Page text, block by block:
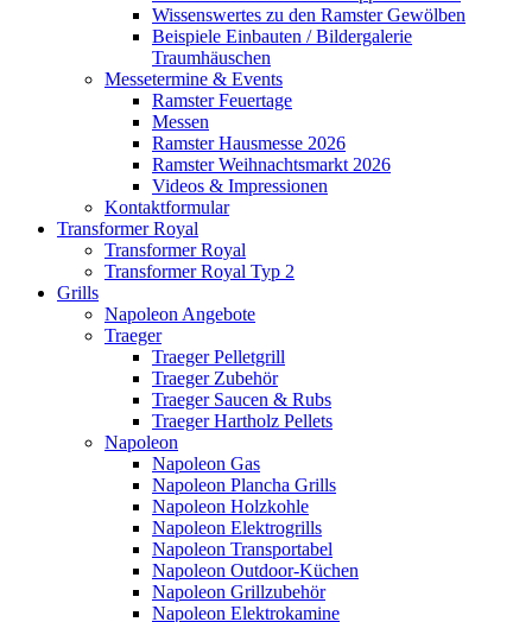
Wissenswertes zu den Ramster Gewölben
Beispiele Einbauten / Bildergalerie
Traumhäuschen
Messetermine & Events
Ramster Feuertage
Messen
Ramster Hausmesse 2026
Ramster Weihnachtsmarkt 2026
Videos & Impressionen
Kontaktformular
Transformer Royal
Transformer Royal
Transformer Royal Typ 2
Grills
Napoleon Angebote
Traeger
Traeger Pelletgrill
Traeger Zubehör
Traeger Saucen & Rubs
Traeger Hartholz Pellets
Napoleon
Napoleon Gas
Napoleon Plancha Grills
Napoleon Holzkohle
Napoleon Elektrogrills
Napoleon Transportabel
Napoleon Outdoor-Küchen
Napoleon Grillzubehör
Napoleon Elektrokamine